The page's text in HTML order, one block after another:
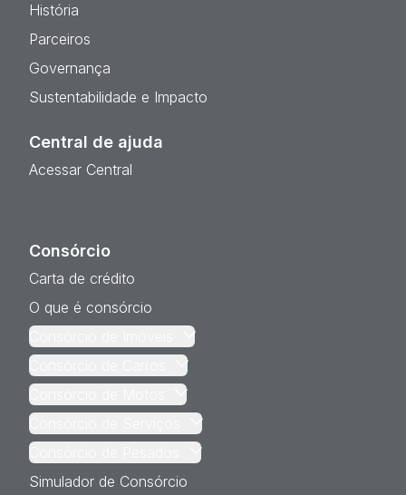
História
Parceiros
Governança
Sustentabilidade e Impacto
Central de ajuda
Acessar Central
Consórcio
Carta de crédito
O que é consórcio
Simulador de Consórcio